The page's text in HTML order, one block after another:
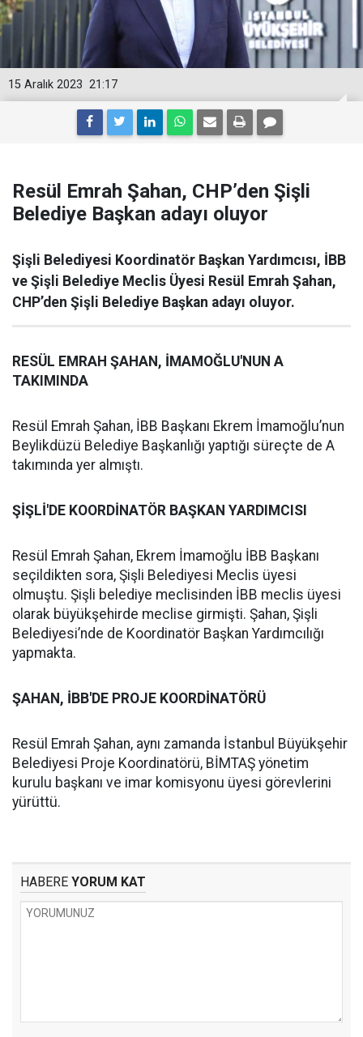
21:17
15 Aralık 2023
Resül Emrah Şahan, CHP’den Şişli
Belediye Başkan adayı oluyor
Şişli Belediyesi Koordinatör Başkan Yardımcısı, İBB
ve Şişli Belediye Meclis Üyesi Resül Emrah Şahan,
CHP’den Şişli Belediye Başkan adayı oluyor.
RESÜL EMRAH ŞAHAN, İMAMOĞLU'NUN A
TAKIMINDA
Resül Emrah Şahan, İBB Başkanı Ekrem İmamoğlu’nun
Beylikdüzü Belediye Başkanlığı yaptığı süreçte de A
takımında yer almıştı.
ŞİŞLİ'DE KOORDİNATÖR BAŞKAN YARDIMCISI
Resül Emrah Şahan, Ekrem İmamoğlu İBB Başkanı
seçildikten sora, Şişli Belediyesi Meclis üyesi
olmuştu. Şişli belediye meclisinden İBB meclis üyesi
olarak büyükşehirde meclise girmişti. Şahan, Şişli
Belediyesi’nde de Koordinatör Başkan Yardımcılığı
yapmakta.
ŞAHAN, İBB'DE PROJE KOORDİNATÖRÜ
Resül Emrah Şahan, aynı zamanda İstanbul Büyükşehir
Belediyesi Proje Koordinatörü, BİMTAŞ yönetim
kurulu başkanı ve imar komisyonu üyesi görevlerini
yürüttü.
HABERE YORUM KAT